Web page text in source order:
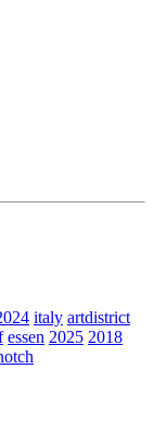
italy artdistrict
essen 2025 2018